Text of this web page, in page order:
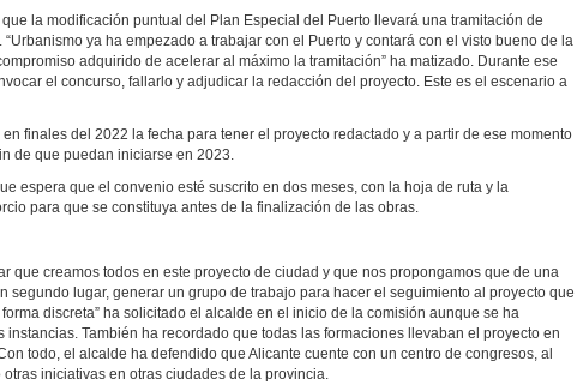
la modificación puntual del Plan Especial del Puerto llevará una tramitación de
“Urbanismo ya ha empezado a trabajar con el Puerto y contará con el visto bueno de la
adquirido de acelerar al máximo la tramitación” ha matizado. Durante ese
el concurso, fallarlo y adjudicar la redacción del proyecto. Este es el escenario a
finales del 2022 la fecha para tener el proyecto redactado y a partir de ese momento
de que puedan iniciarse en 2023.
espera que el convenio esté suscrito en dos meses, con la hoja de ruta y la
para que se constituya antes de la finalización de las obras.
que creamos todos en este proyecto de ciudad y que nos propongamos que de una
segundo lugar, generar un grupo de trabajo para hacer el seguimiento al proyecto que
discreta” ha solicitado el alcalde en el inicio de la comisión aunque se ha
instancias. También ha recordado que todas las formaciones llevaban el proyecto en
todo, el alcalde ha defendido que Alicante cuente con un centro de congresos, al
iniciativas en otras ciudades de la provincia.